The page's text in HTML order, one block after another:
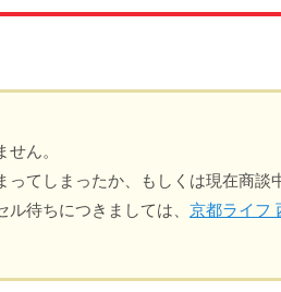
ん。
ってしまったか、もしくは現在商談
ル待ちにつきましては、 京都ライフ